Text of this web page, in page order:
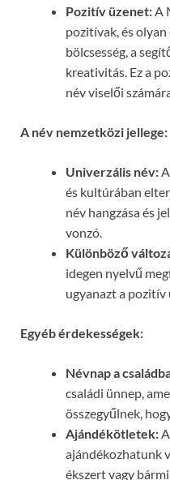
Pozitív üzenet:A
pozitívak, és
bölcsesség, a
kreativitás. Ez a
név viselői
A név nemzetközi jellege:
Univerzális név:
és kultúrában
név hangzása és
vonzó.
Különböző
idegen nyelvű
ugyanazt a
Egyéb érdekességek:
Névnap a
családi ünnep,
összegyűlnek,
Ajándékötletek:
ajándékozhatunk
ékszert vagy